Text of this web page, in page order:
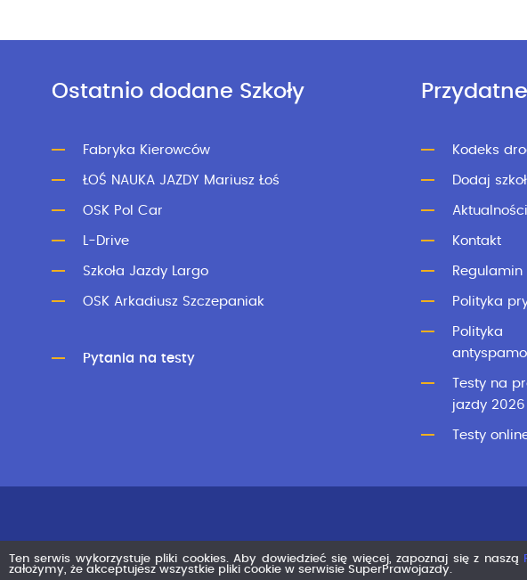
Ostatnio dodane Szkoły
Fabryka Kierowców
ŁOŚ NAUKA JAZDY Mariusz Łoś
OSK Pol Car
L-Drive
Szkoła Jazdy Largo
OSK Arkadiusz Szczepaniak
Pytania na testy
Kodeks
Dodaj
Aktualności
Kontakt
Regulamin
Polityka
Polityka
Testy na
jazdy 2026
Testy
Ten serwis wykorzystuje pliki cookies. Aby dowiedzieć się więcej, zapoznaj się z naszą
założymy, że akceptujesz wszystkie pliki cookie w serwisie SuperPrawojazdy.